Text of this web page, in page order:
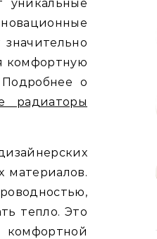
уникальные
комфортную
о
радиаторы
материалов.
тепло. Это